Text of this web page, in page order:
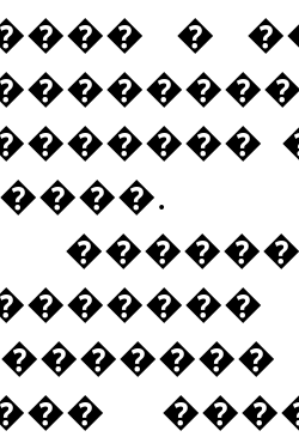
�
����.